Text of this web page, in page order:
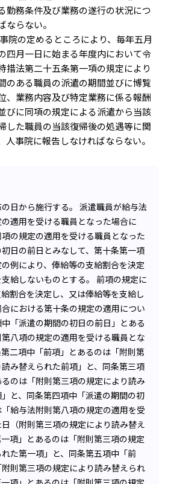
勤務条件及び業務の遂行の状況につ
ならない。
院の定めるところにより、毎年五月
四月一日に始まる年度内において令
措法第二十五条第一項の規定により
のある職員の派遣の期間並びに博覧
、業務内容及び特定業務に係る報酬
びに同項の規定による派遣から当該
した職員の当該復帰後の処遇等に関
人事院に報告しなければならない。
日から施行する。 派遣職員が給与法
適用を受ける職員となった場合に
の規定の適用を受ける職員となった
日の前日とみなして、第十条第一項
例により、俸給等の支給割合を決定
給しないものとする。 前項の規定に
割合を決定し、又は俸給等を支給し
における第十条の規定の適用につい
「派遣の期間の初日の前日」とある
八項の規定の適用を受ける職員とな
二項中「前項」とあるのは「附則第
み替えられた前項」と、同条第三項
のは「附則第三項の規定により読み
と、同条第四項中「派遣の期間の初
給与法附則第八項の規定の適用を受
（附則第三項の規定により読み替え
項」とあるのは「附則第三項の規定
た第一項」と、同条第五項中「前
則第三項の規定により読み替えられ